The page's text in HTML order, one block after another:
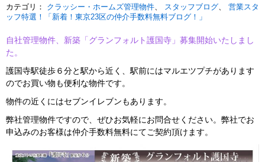
カテゴリ： クラッシー・ホームズ管理物件 スタッフブログ
営業スタ
ッフ特選！「新着！東京23区の仲介手数料無料ブログ！」
自社管理物件、新築「グランフォルト護国寺」募集開始いたしまし
た。
護国寺駅徒歩６分と駅から近く、駅前にはマルエツプチがあります
のでお買い物も便利な物件です。
物件の近くにはセブンイレブンもあります。
弊社管理物件ですので、ぜひお気軽にお問合せください。弊社でお
申込みのお客様は仲介手数料無料にてご契約頂けます。